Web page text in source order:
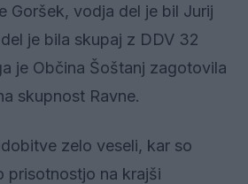
Goršek, vodja del je bil Jurij
je bila skupaj z DDV 32
je Občina Šoštanj zagotovila
skupnost Ravne.
zelo veseli, kar so
prisotnostjo na krajši